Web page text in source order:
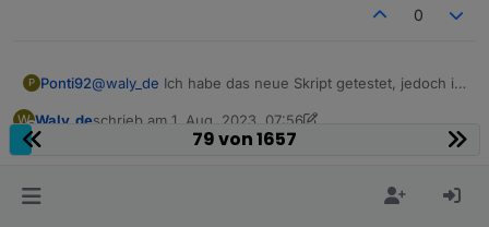
0
P Ponti92@waly_de Ich habe das neue Skript getestet, jedoch ist
Diesmal habe ich das debug flag auf
vielleicht sagt dir das dann mehr:
09:18:19.601	info	javascript.0 (1330)
09:18:19.654	error	javascript.0 (1330)
PS: Ich habe die Seriennummer unkenntlich gemacht,
W
Offline
Waly_deschrieb am 1. Aug. 2023, 07:56
zuletzt editiert von Waly_de8. Jan. 2023, 10:33
@ponti92
Neuer Versuch:
siehe unten
79 von 1657